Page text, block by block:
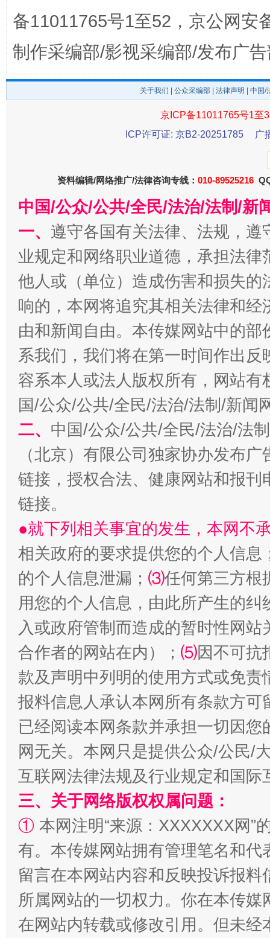
千年窑火 生生不息
揭开“小金库”的免责幌子
受贿1.44亿！段成刚被判无期 从幼
全民健身五年计划来了！等你上场
阿坝州三大球赛在茂县开幕 规模
备11011765号1至52，京公网安
制作采编部/影视采编部/发布广
关于我们 公众采编部 法律声明 | 中国
京ICP备11011765号1至
ICP许可证: 京B2-20251785
广
资料编辑/网络推广/法律咨询专线： 010-89525216
中国/公众/公共/全民/法治/法制/新
一、 遵守各国有关法律、法规，
业规定和网络职业道德，承担法
他人或（单位）造成伤害和损失
响的，本网将追究其相关法律和
由和新闻自由。本传媒网站中的
系我们，我们将在第一时间作出
容系本人或法人版权所有，网站
国/公众/公共/全民/法治/法制/新闻
二、 中国/公众/公共/全民/法治/法
（北京）有限公司独家协办发布
链接，授权合法、健康网站和报
链接。
●就下列相关事宜的发生，本网不
相关政府的要求提供您的个人信息
的个人信息泄漏； ⑶任何第三方根
用您的个人信息，由此所产生的纠
入或政府管制而造成的暂时性网
合作者的网站在内）； ⑸因不可抗
款及声明中列明的使用方式或免责
报料信息人承认本网所有条款方
已经阅读本网条款并承担一切因
网无关。本网只是提供公众/公民/
互联网法律法规及行业规定和国
三、关于网络版权权属问题：
① 本网注明“来源：XXXXXXX网”
有。本传媒网站拥有管理笔名和
留言在本网站内容和反映投诉报
所属网站的一切权力。你在本传
在网站内转载或修改引用。但未